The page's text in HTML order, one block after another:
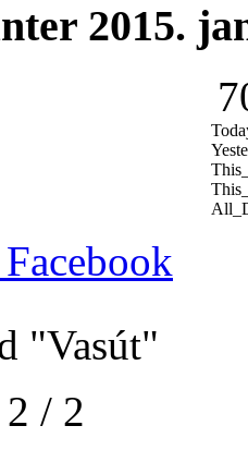
2015.
"Vasút"
/ 2